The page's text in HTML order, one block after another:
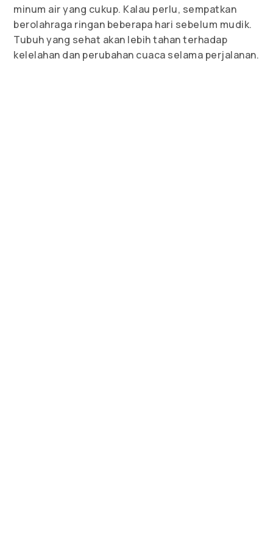
minum air yang cukup. Kalau perlu, sempatkan
berolahraga ringan beberapa hari sebelum mudik.
Tubuh yang sehat akan lebih tahan terhadap
kelelahan dan perubahan cuaca selama perjalanan.